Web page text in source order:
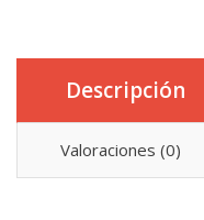
Descripción
Valoraciones (0)